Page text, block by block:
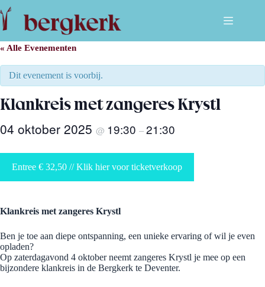
Ga
naar
de
« Alle Evenementen
Dit evenement is voorbij.
Klankreis met zangeres Krystl
04 oktober 2025 @ 19:30 –21:30
Entree € 32,50 // Klik hier voor ticketverkoop
Klankreis met zangeres Krystl
Ben je toe aan diepe ontspanning, een unieke ervaring of wil je even
opladen?
Op zaterdagavond 4 oktober neemt zangeres Krystl je mee op een
bijzondere klankreis in de Bergkerk te Deventer.